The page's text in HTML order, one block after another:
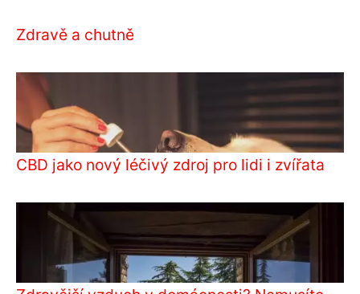
Zdravě a chutně
CBD jako nový léčivý zdroj pro lidi i zvířata